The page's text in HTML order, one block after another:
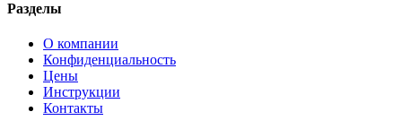
Разделы
О компании
Конфиденциальность
Цены
Инструкции
Контакты